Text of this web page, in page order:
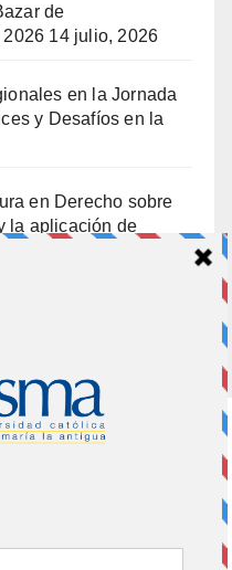
de
2026 14 julio, 2026
en la Jornada
y Desafíos en la
en Derecho sobre
la aplicación de